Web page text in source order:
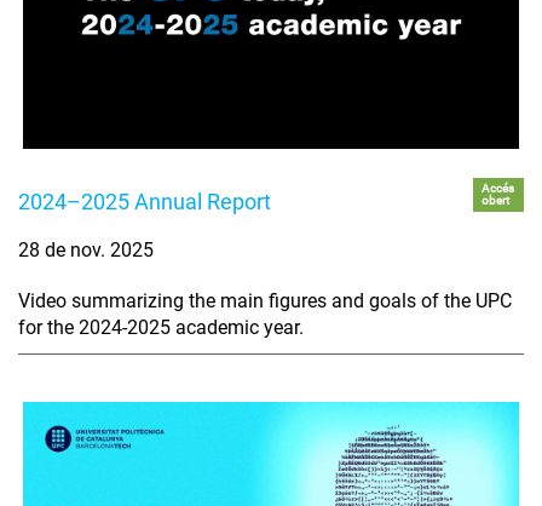
2024–2025 Annual Report
Accés
obert
28 de nov. 2025
Video summarizing the main figures and goals of the UPC
for the 2024-2025 academic year.